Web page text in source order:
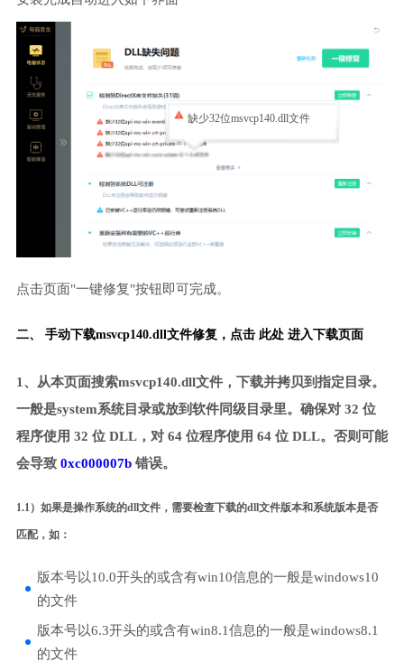
缺少32位msvcp140.dll文件
点击页面"一键修复"按钮即可完成。
二、 手动下载msvcp140.dll文件修复， 点击 此处 进入下载页面
1、从本页面搜索msvcp140.dll文件，下载并拷贝到指定目录。
一般是system系统目录或放到软件同级目录里。确保对 32 位
程序使用 32 位 DLL，对 64 位程序使用 64 位 DLL。否则可能
会导致 0xc000007b错误。
1.1）如果是操作系统的dll文件，需要检查下载的dll文件版本和系统版本是否
匹配，如：
版本号以10.0开头的或含有win10信息的一般是windows10
的文件
版本号以6.3开头的或含有win8.1信息的一般是windows8.1
的文件